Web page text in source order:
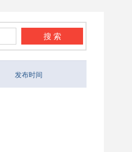
搜 索
发布时间